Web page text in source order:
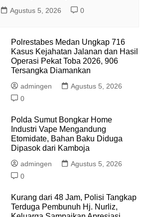
Agustus 5, 2026 0
Polrestabes Medan Ungkap 716
Kasus Kejahatan Jalanan dan Hasil
Operasi Pekat Toba 2026, 906
Tersangka Diamankan
admingen
Agustus 5, 2026
0
Polda Sumut Bongkar Home
Industri Vape Mengandung
Etomidate, Bahan Baku Diduga
Dipasok dari Kamboja
admingen
Agustus 5, 2026
0
Kurang dari 48 Jam, Polisi Tangkap
Terduga Pembunuh Hj. Nurliz,